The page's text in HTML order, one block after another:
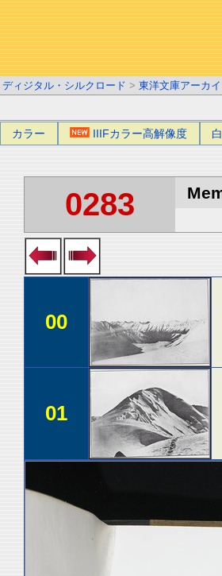
ディジタル・シルクロード > 東洋文庫アーカ
カラー IIIFカラー高解像度
0283
00
01